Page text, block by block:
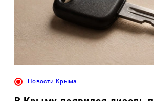
Новости Крыма